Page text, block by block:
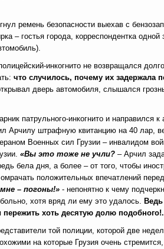
ремень безопасности выехав с
– гостья города, корреспондентка
инкогнито не возвращался
что случилось, почему их задержала
дверь автомобиля, слышался
патрульного-инкогнито и направился
Арчилу штрафную квитанцию на 40 лар,
Военных сил Грузии – инвалидом
«Вы это тоже не учли? – Арчил
бела дня, а более – от того, чтобы
положительных впечатлений
– погоны!» - непонятно к чему
хотя вряд ли ему это удалось.
хоть десятую долю
той полиции, которой две
на которые Грузия очень